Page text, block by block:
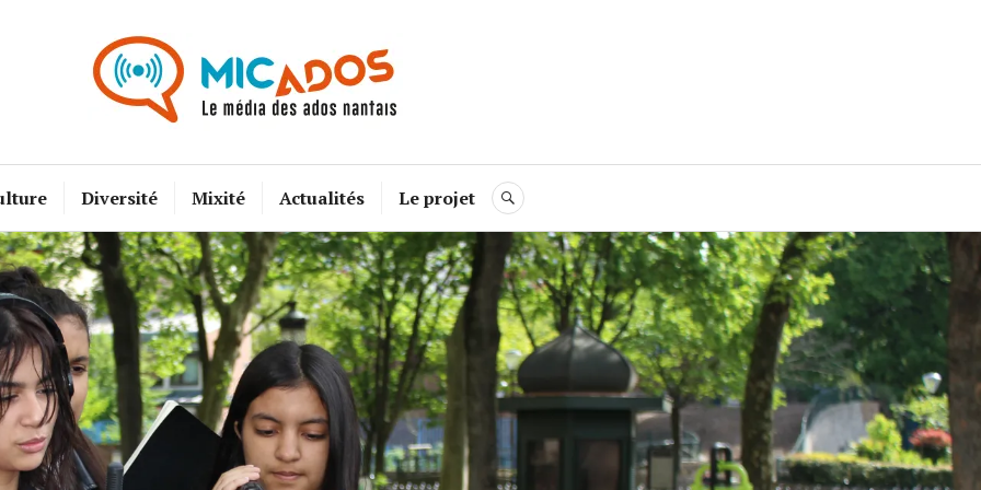
Mic Ados
Diversité Mixité Actualités Le projet RECHERCHE